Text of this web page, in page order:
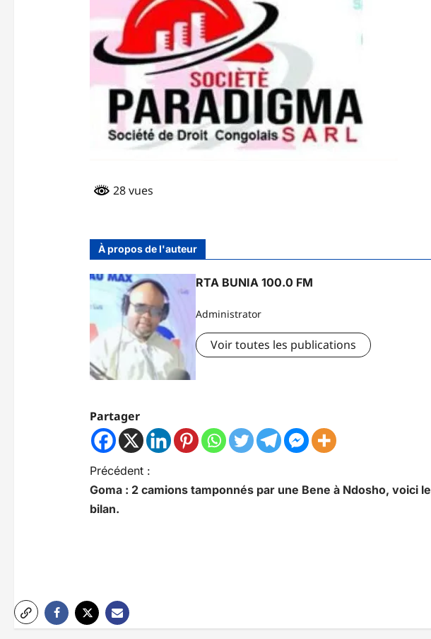
28 vues
À propos de l'auteur
RTA BUNIA 100.0 FM
Administrator
Voir toutes les publications
Partager
N
a
a
t
Précédent :
Goma : 2 camions tamponnés par une Bene à Ndosho, voici le
bilan.